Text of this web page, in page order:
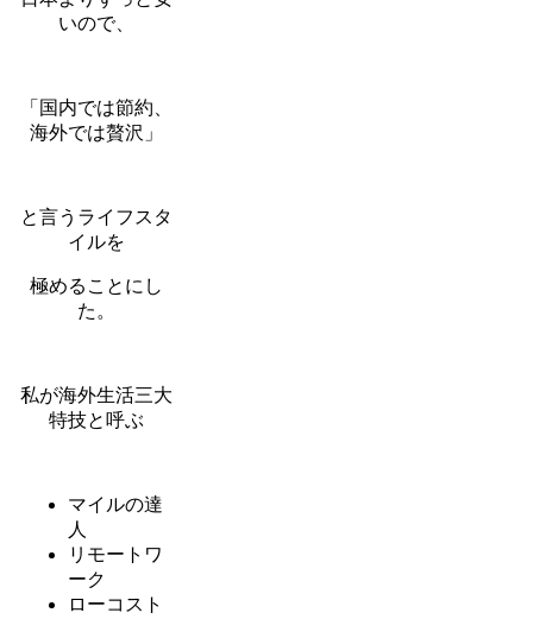
いので、
「国内では節約、
海外では贅沢」
と言うライフスタ
イルを
極めることにし
た。
私が海外生活三大
特技と呼ぶ
マイルの達
人
リモートワ
ーク
ローコスト